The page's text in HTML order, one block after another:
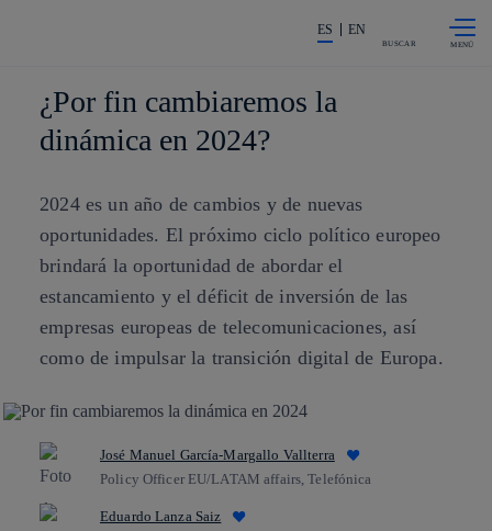
La acción en accionistas e
ES EN
BUSCAR
¿Por fin cambiaremos la
dinámica en 2024?
2024 es un año de cambios y de nuevas
oportunidades. El próximo ciclo político europeo
brindará la oportunidad de abordar el
estancamiento y el déficit de inversión de las
empresas europeas de telecomunicaciones, así
como de impulsar la transición digital de Europa.
José Manuel García-Margallo Vallterra
Policy Officer EU/LATAM affairs, Telefónica
Eduardo Lanza Saiz